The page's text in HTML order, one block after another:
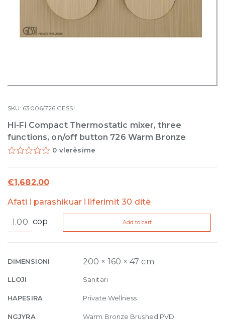
SKU: 63006/726 GESSI
Hi-Fi Compact Thermostatic mixer, three
functions, on/off button 726 Warm Bronze
0 vlerësime
€1,682.00
Afati i parashikuar i liferimit 30 ditë
Fi
mixer,
functions,
on/off
726
cop Add to cart
DIMENSIONI 200 × 160 × 47 cm
LLOJI Sanitari
HAPESIRA Private Wellness
NGJYRA Warm Bronze Brushed PVD